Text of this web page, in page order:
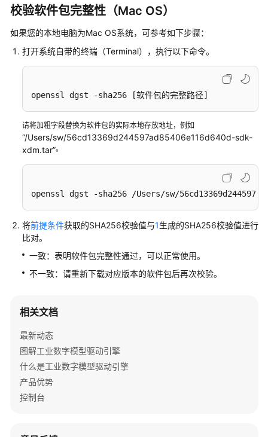
API
参
考
常
见
问
题
般
相
关
题
计
相
关
问
题
校验软件包完整性（Mac OS）
如果您的本地电脑为Mac OS系统，可参考如下步骤：
打开系统自带的终端（Terminal），执行以下命令。
openssl dgst -sha256 [软件包的完整路径]
请将加粗字段替换为软件包的实际本地存放地址，例如
“/Users/sw/56cd13369d244597ad85406e116d640d-sdk-
xdm.tar”。
openssl dgst -sha256 /Users/sw/
将前提条件获取的SHA256校验值与1生成的SHA256校验值进行
比对。
一致：表明软件包完整性通过，可以正常使用。
不一致：请重新下载对应版本的软件包后再次校验。
相关文档
最新动态
图解工业数字模型驱动引擎
什么是工业数字模型驱动引擎
产品优势
控制台